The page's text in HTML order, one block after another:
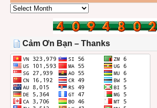
CÁC
THÁNG
Cảm Ơn Bạn – Thanks